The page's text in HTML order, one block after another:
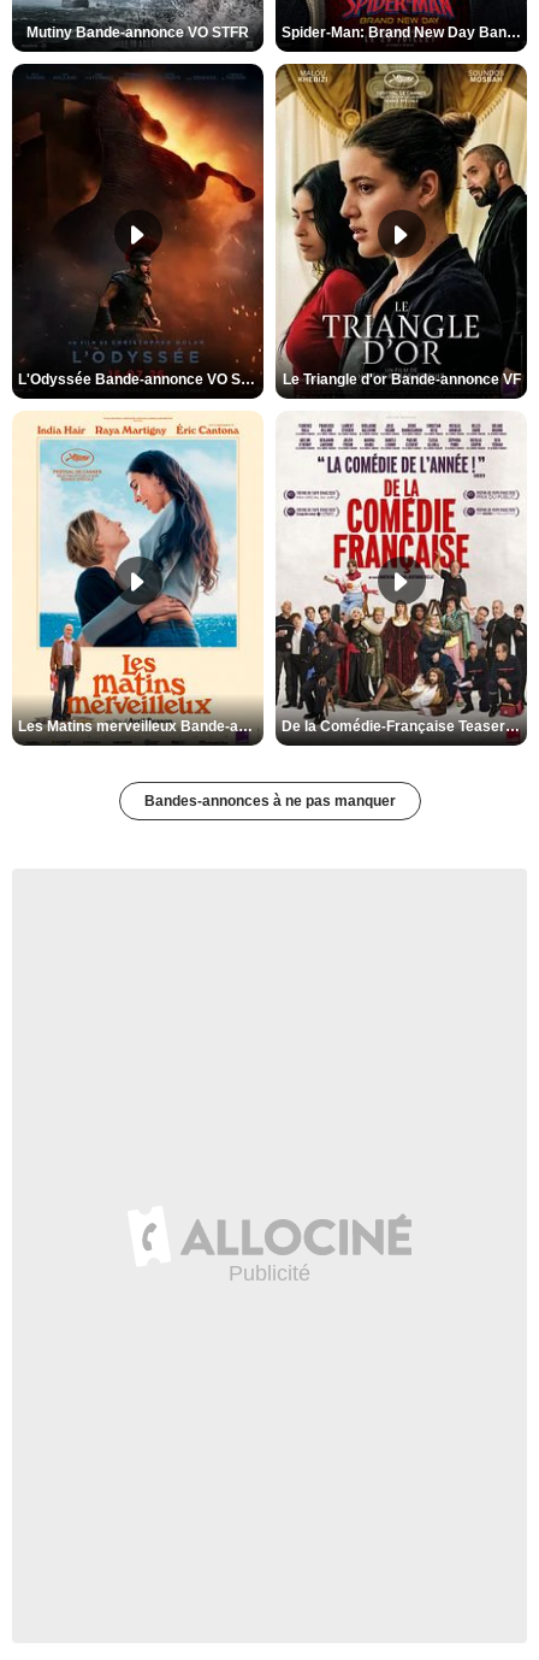
Mutiny Bande-annonce VO STFR Spider-Man: Brand New Day Bande-annonce VO STFR
L'Odyssée Bande-annonce VO STFR Le Triangle d'or Bande-annonce VF
Les Matins merveilleux Bande-annonce VF De la Comédie-Française Teaser VF
Bandes-annonces à ne pas manquer